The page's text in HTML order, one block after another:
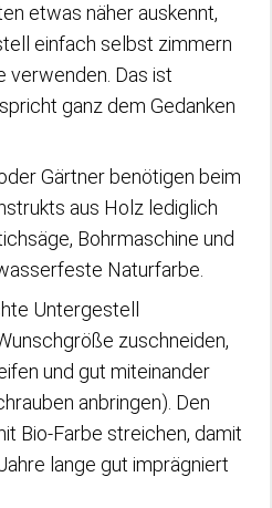
etwas näher auskennt,
einfach selbst zimmern
verwenden. Das ist
ganz dem Gedanken
Gärtner benötigen beim
aus Holz lediglich
Bohrmaschine und
Naturfarbe.
Untergestell
zuschneiden,
und gut miteinander
anbringen). Den
Bio-Farbe streichen, damit
lange gut imprägniert